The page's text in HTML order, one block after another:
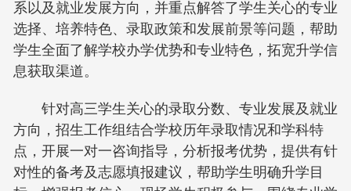
系以及就业发展方向，并重点解答了学生关心的专业
选择、培养特色、录取政策和发展前景等问题，帮助
学生全面了解学校办学优势和专业特色，拓宽升学信
息获取渠道。
针对高三学生关心的录取分数、专业发展及就业
方向，招生工作组结合学校历年录取情况和学科特
点，开展一对一咨询指导，分析报考优势，提供有针
对性的备考及志愿填报建议，帮助学生明确升学目